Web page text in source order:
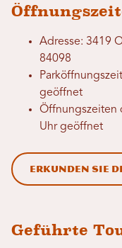
Adresse: 3419
84098
geöffnet
Öffnungszeiten
Uhr geöffnet
Erkunden Sie
Geführte